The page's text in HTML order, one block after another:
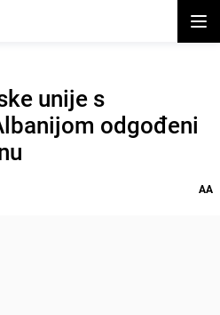
unije s
odgođeni
AA